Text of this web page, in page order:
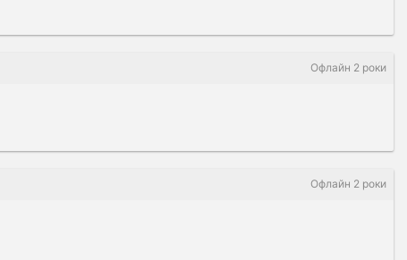
Офлайн 2 роки
Офлайн 2 роки